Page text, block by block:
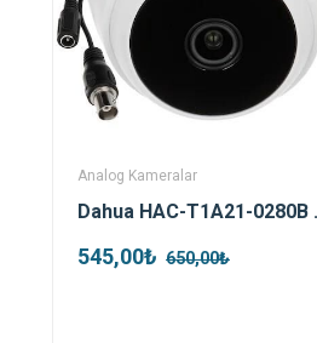
Analog Kameralar
Dahua
545,00₺ 650,00₺